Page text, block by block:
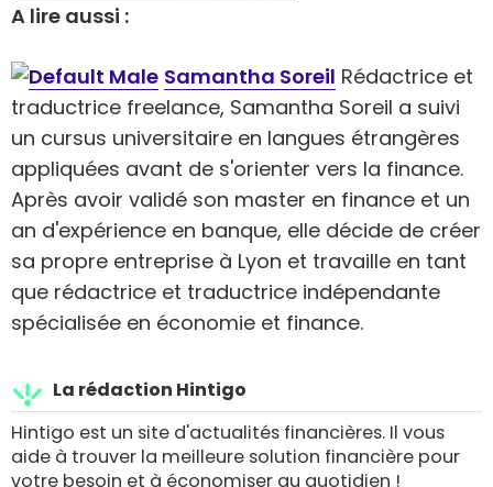
A lire aussi :
Samantha Soreil Rédactrice et
traductrice freelance, Samantha Soreil a suivi
un cursus universitaire en langues étrangères
appliquées avant de s'orienter vers la finance.
Après avoir validé son master en finance et un
an d'expérience en banque, elle décide de créer
sa propre entreprise à Lyon et travaille en tant
que rédactrice et traductrice indépendante
spécialisée en économie et finance.
La rédaction Hintigo
Hintigo est un site d'actualités financières. Il vous
aide à trouver la meilleure solution financière pour
votre besoin et à économiser au quotidien !